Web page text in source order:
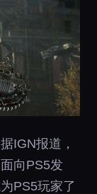
IGN报道，
向PS5发
PS5玩家了